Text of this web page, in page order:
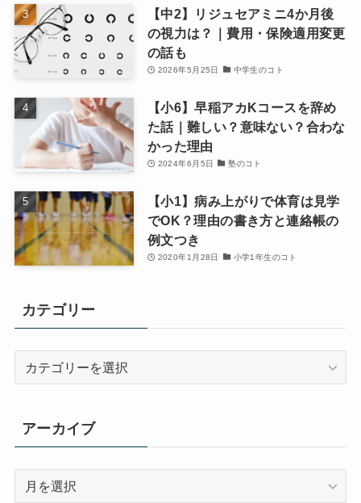
【中2】リジュセアミニ4か月後
の視力は？｜費用・保険適用変更
の話も
2026年5月25日 中学生のコト
【小6】早稲アカKコースを辞め
た話｜難しい？意味ない？合わな
かった理由
2024年6月5日 塾のコト
【小1】病み上がりで体育は見学
でOK？理由の書き方と連絡帳の
例文つき
2020年1月28日 小学1年生のコト
カテゴリー
リ
ー
アーカイブ